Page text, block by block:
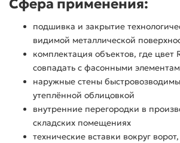
Сфера применения:
подшивка и закрытие
видимой металлической
комплектация объектов, где цвет
совпадать с фасонными
наружные стены
утеплённой облицовкой
внутренние перегородки в
складских помещениях
технические вставки вокруг